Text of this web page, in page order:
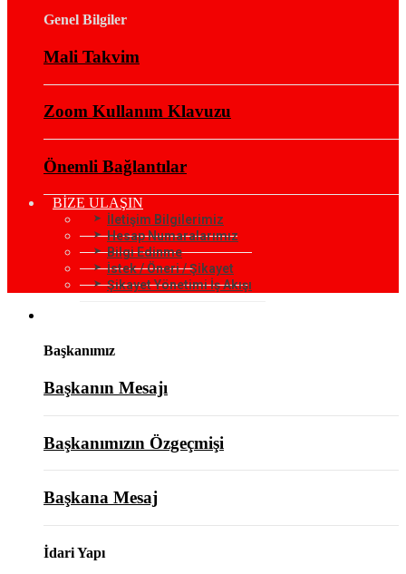
Genel Bilgiler
Mali Takvim
Zoom Kullanım Klavuzu
Önemli Bağlantılar
BİZE ULAŞIN
İletişim Bilgilerimiz
Hesap Numaralarımız
Bilgi Edinme
İstek / Öneri / Şikayet
Şikayet Yönetimi İş Akışı
Başkanımız
Başkanın Mesajı
Başkanımızın Özgeçmişi
Başkana Mesaj
İdari Yapı